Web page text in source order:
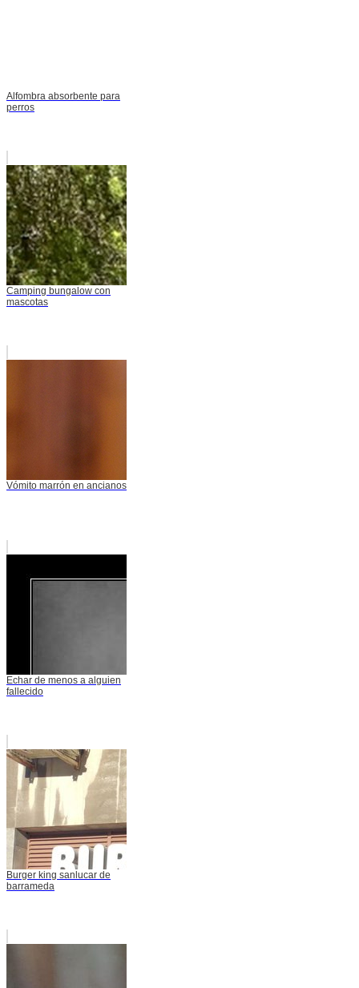
Alfombra absorbente para
perros
Camping bungalow con
mascotas
Vómito marrón en ancianos
Echar de menos a alguien
fallecido
Burger king sanlucar de
barrameda